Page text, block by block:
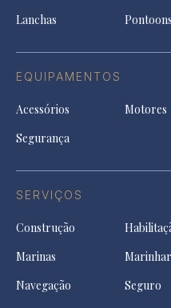
Lanchas
Pontoons
EQUIPAMENTOS
Acessórios Motores
Segurança
SERVIÇOS
Construção
Marinas
Navegação
Seguro